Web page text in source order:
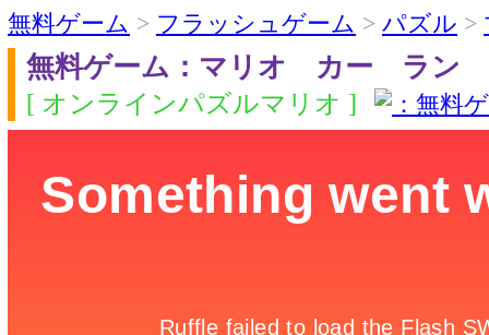
無料ゲーム > フラッシュゲーム > パズル >
無料ゲーム：マリオ カー ラン
[ オンラインパズルマリオ ]